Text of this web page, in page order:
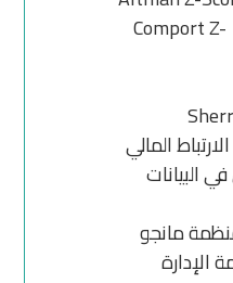
نموذج كمبورت Comport Z-
المالي
البيانات
مانجو
الإدارة